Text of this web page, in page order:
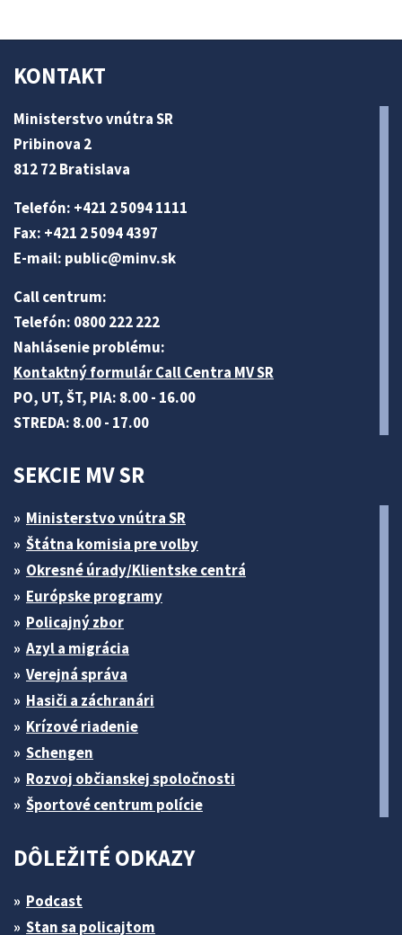
KONTAKT
Ministerstvo vnútra SR
Pribinova 2
812 72 Bratislava
Telefón: +421 2 5094 1111
Fax: +421 2 5094 4397
E-mail: public@minv.sk
Call centrum:
Telefón: 0800 222 222
Nahlásenie problému:
Kontaktný formulár Call Centra MV SR
PO, UT, ŠT, PIA: 8.00 - 16.00
STREDA: 8.00 - 17.00
SEKCIE MV SR
Ministerstvo vnútra SR
Štátna komisia pre volby
Okresné úrady/Klientske centrá
Európske programy
Policajný zbor
Azyl a migrácia
Verejná správa
Hasiči a záchranári
Krízové riadenie
Schengen
Rozvoj občianskej spoločnosti
Športové centrum polície
DÔLEŽITÉ ODKAZY
Podcast
Stan sa policajtom